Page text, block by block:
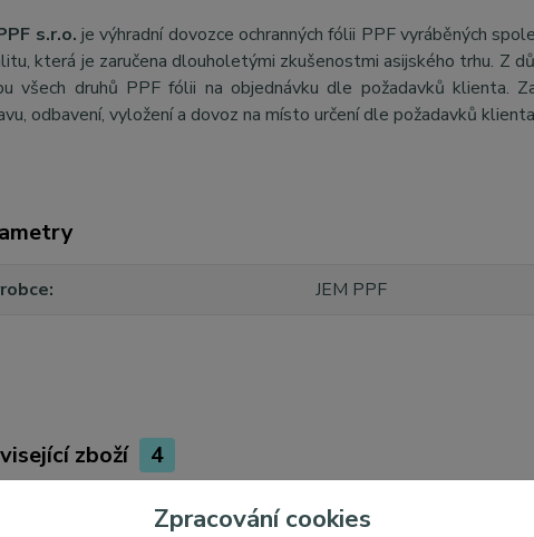
s.r.o. je výhradní dovozce ochranných fólii PPF vyráběných
která je zaručena dlouholetými zkušenostmi asijského trhu. Z
všech druhů PPF fólii na objednávku dle požadavků klienta.
odbavení, vyložení a dovoz na místo určení dle požadavků
JEM PPF
zboží 4
Zpracování cookies